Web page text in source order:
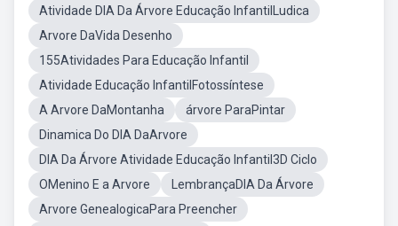
Atividade DIA Da Árvore Educação InfantilLudica
Arvore DaVida Desenho
155Atividades Para Educação Infantil
Atividade Educação InfantilFotossíntese
A Arvore DaMontanha
árvore ParaPintar
Dinamica Do DIA DaArvore
DIA Da Árvore Atividade Educação Infantil3D Ciclo
OMenino E a Arvore
LembrançaDIA Da Árvore
Arvore GenealogicaPara Preencher